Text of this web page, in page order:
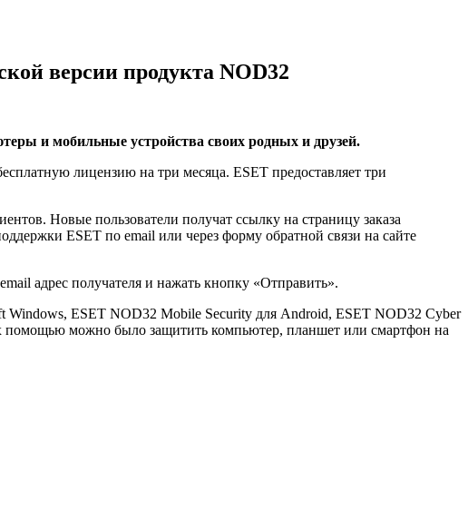
версии продукта NOD32
и мобильные устройства своих родных и друзей.
лицензию на три месяца. ESET предоставляет три
Новые пользователи получат ссылку на страницу заказа
ESET по email или через форму обратной связи на сайте
адрес получателя и нажать кнопку «Отправить».
Windows, ESET NOD32 Mobile Security для Android, ESET NOD32 Cyber
помощью можно было защитить компьютер, планшет или смартфон на